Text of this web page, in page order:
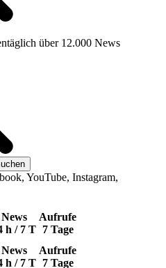
über 12.000 News
YouTube, Instagram,
News
h / 7 T
Aufrufe
7 Tage
News
h / 7 T
Aufrufe
7 Tage